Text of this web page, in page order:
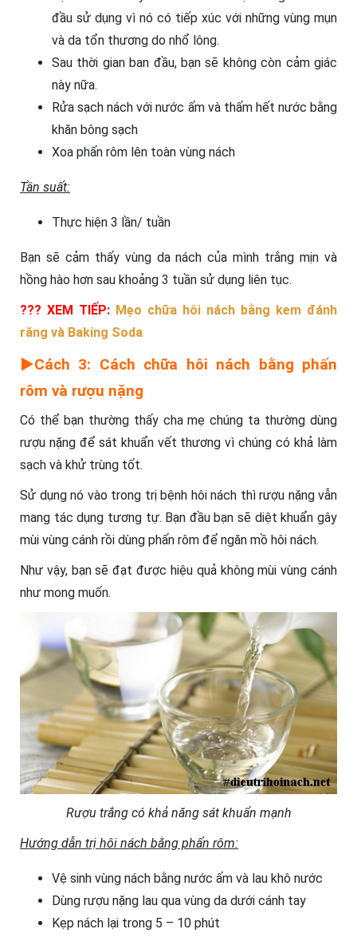
đầu sử dụng vì nó có tiếp xúc với những vùng mụn
và da tổn thương do nhổ lông.
Sau thời gian ban đầu, bạn sẽ không còn cảm giác
này nữa.
Rửa sạch nách với nước ấm và thấm hết nước bằng
khăn bông sạch
Xoa phấn rôm lên toàn vùng nách
Tần suất:
Thực hiện 3 lần/ tuần
Bạn sẽ cảm thấy vùng da nách của mình trắng mịn và
hồng hào hơn sau khoảng 3 tuần sử dụng liên tục.
??? XEM TIẾP: Mẹo chữa hôi nách bằng kem đánh
răng và Baking Soda
►Cách 3: Cách chữa hôi nách bằng phấn
rôm và rượu nặng
Có thể bạn thường thấy cha mẹ chúng ta thường dùng
rượu nặng để sát khuẩn vết thương vì chúng có khả làm
sạch và khử trùng tốt.
Sử dụng nó vào trong trị bệnh hôi nách thì rượu nặng vẫn
mang tác dụng tương tự. Bạn đầu bạn sẽ diệt khuẩn gây
mùi vùng cánh rồi dùng phấn rôm để ngăn mồ hôi nách.
Như vậy, bạn sẽ đạt được hiệu quả không mùi vùng cánh
như mong muốn.
Rượu trắng có khả năng sát khuẩn mạnh
Hướng dẫn trị hôi nách bằng phấn rôm:
Vệ sinh vùng nách bằng nước ấm và lau khô nước
Dùng rượu nặng lau qua vùng da dưới cánh tay
Kẹp nách lại trong 5 – 10 phút